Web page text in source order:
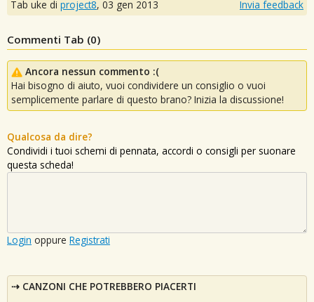
Tab uke di project8, 03 gen 2013 Invia feedback
Commenti Tab (0)
Ancora nessun commento :(
Hai bisogno di aiuto, vuoi condividere un consiglio o vuoi
semplicemente parlare di questo brano? Inizia la discussione!
Qualcosa da dire?
Condividi i tuoi schemi di pennata, accordi o consigli per suonare
questa scheda!
Login oppure Registrati
CANZONI CHE POTREBBERO PIACERTI